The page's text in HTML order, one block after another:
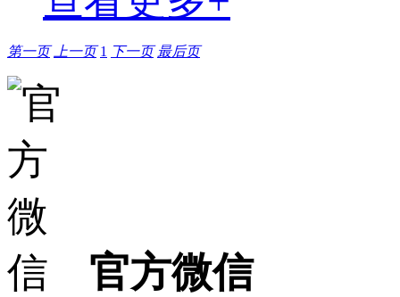
第一页 上一页 1 下一页 最后页
官方微信